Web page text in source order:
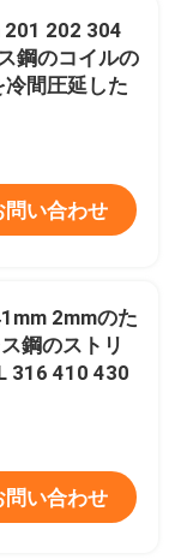
201 202 304
鋼のコイルの
間圧延した
問い合わせ
2mmのた
鋼のストリ
316 410 430
問い合わせ